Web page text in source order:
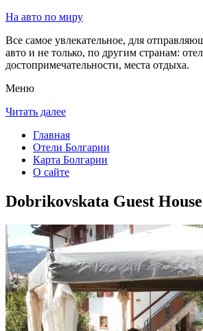
На авто по миру
Все самое увлекательное, для
авто и не только, по другим странам:
достопримечательности, места отдыха.
Меню
Читать далее
Главная
Отели Болгарии
Карта Болгарии
О сайте
Dobrikovskata Guest